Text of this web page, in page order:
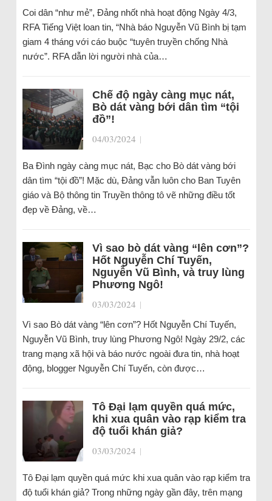
Coi dân “như mẻ”, Đảng nhốt nhà hoạt động Ngày 4/3,
RFA Tiếng Việt loan tin, “Nhà báo Nguyễn Vũ Bình bị tạm
giam 4 tháng với cáo buộc “tuyên truyền chống Nhà
nước”. RFA dẫn lời người nhà của…
Chế độ ngày càng mục nát,
Bò dát vàng bới dân tìm “tội
đồ”!
04/03/2024 |
Ba Đình ngày càng mục nát, Bạc cho Bò dát vàng bới
dân tìm “tội đồ”! Mặc dù, Đảng vẫn luôn cho Ban Tuyên
giáo và Bộ thông tin Truyền thông tô vẽ những điều tốt
đẹp về Đảng, về…
Vì sao bò dát vàng “lên cơn”?
Hốt Nguyễn Chí Tuyến,
Nguyễn Vũ Bình, và truy lùng
Phương Ngô!
03/03/2024 |
Vì sao Bò dát vàng “lên cơn”? Hốt Nguyễn Chí Tuyến,
Nguyễn Vũ Bình, truy lùng Phương Ngô! Ngày 29/2, các
trang mạng xã hội và báo nước ngoài đưa tin, nhà hoạt
động, blogger Nguyễn Chí Tuyến, còn được…
Tô Đại lạm quyền quá mức,
khi xua quân vào rạp kiểm tra
độ tuổi khán giả?
03/03/2024 |
Tô Đại lạm quyền quá mức khi xua quân vào rạp kiểm tra
độ tuổi khán giả? Trong những ngày gần đây, trên mạng